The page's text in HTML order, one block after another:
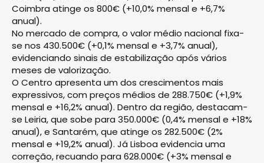
Coimbra atinge os 800€ (+10,0% mensal e +6,7%
anual).
No mercado de compra, o valor médio nacional fixa-
se nos 430.500€ (+0,1% mensal e +3,7% anual),
evidenciando sinais de estabilização após vários
meses de valorização.
O Centro apresenta um dos crescimentos mais
expressivos, com preços médios de 288.750€ (+1,9%
mensal e +16,2% anual). Dentro da região, destacam-
se Leiria, que sobe para 350.000€ (0,4% mensal e +18%
anual), e Santarém, que atinge os 282.500€ (2%
mensal e +19,2% anual). Já Lisboa evidencia uma
correção, recuando para 628.000€ (+3% mensal e